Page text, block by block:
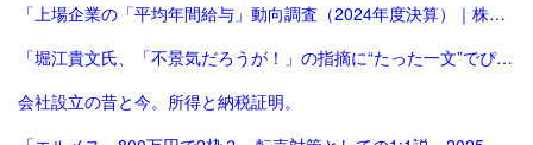
「上場企業の「平均年間給与」動向調査（2024年度決算）｜株式会社 帝国データバンク[TDB]」
「堀江貴文氏、「不景気だろうが！」の指摘に“たった一文”でぴしゃり回答 反響続々 - 芸能 : 日刊スポーツ」
会社設立の昔と今。所得と納税証明。